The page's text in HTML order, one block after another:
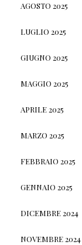
AGOSTO 2025
LUGLIO 2025
GIUGNO 2025
MAGGIO 2025
APRILE 2025
MARZO 2025
FEBBRAIO 2025
GENNAIO 2025
DICEMBRE 2024
NOVEMBRE 2024